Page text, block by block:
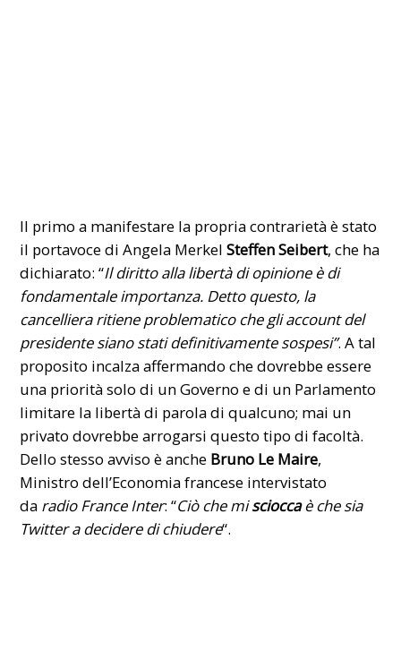
Il primo a manifestare la propria contrarietà è stato
il portavoce di Angela MerkelSteffen Seibert, che ha
dichiarato: “Il diritto alla libertà di opinione è di
fondamentale importanza. Detto questo, la
cancelliera ritiene problematico che gli account del
presidente siano stati definitivamente sospesi”. A tal
proposito incalza affermando che dovrebbe essere
una priorità solo di un Governo e di un Parlamento
limitare la libertà di parola di qualcuno; mai un
privato dovrebbe arrogarsi questo tipo di facoltà.
Dello stesso avviso è anche Bruno Le Maire,
Ministro dell’Economia francese intervistato
da radio France Inter: “Ciò che miscioccaè che sia
Twitter a decidere di chiudere“.